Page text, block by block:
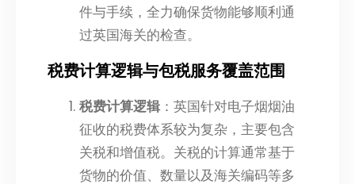
件与手续，全力确保货物能够顺利通
过英国海关的检查。
税费计算逻辑与包税服务覆盖范围
税费计算逻辑 ：英国针对电子烟烟油
征收的税费体系较为复杂，主要包含
关税和增值税。关税的计算通常基于
货物的价值、数量以及海关编码等多